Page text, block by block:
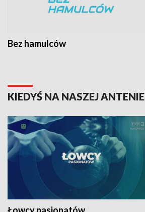
Bez hamulców
KIEDYŚ NA NASZEJ ANTENIE